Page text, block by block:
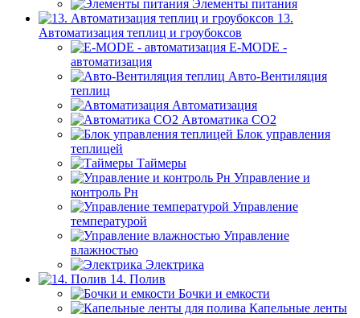
Элементы питания
13.
Автоматизация теплиц и гроубоксов
E-MODE -
автоматизация
Авто-Вентиляция
теплиц
Автоматизация
Автоматика СО2
Блок управления
теплицей
Таймеры
Управление и
контроль Рн
Управление
температурой
Управление
влажностью
Электрика
14. Полив
Бочки и емкости
Капельные ленты